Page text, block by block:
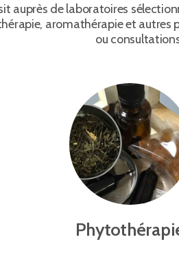
auprès de laboratoires
aromathérapie et autres
ou